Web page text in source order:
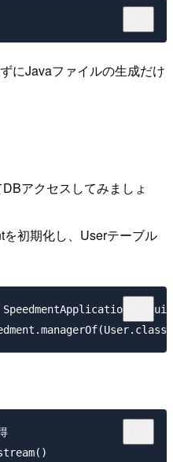
にJavaファイルの生成だけ
アクセスしてみましょ
初期化し、Userテーブル